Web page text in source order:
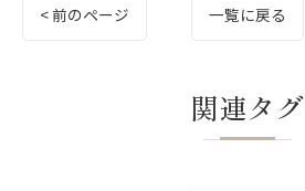
< 前のページ 一覧に戻る
関連タグ